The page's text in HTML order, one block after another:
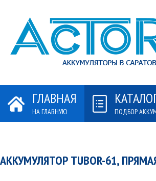
ГЛАВНАЯ
НА ГЛАВНУЮ ПОДБОР
АККУМУЛЯТОР TUBOR-61,